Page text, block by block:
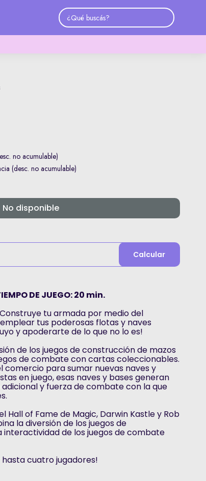
no acumulable)
(desc. no acumulable)
No disponible
Calcular
DE JUEGO: 20 min.
tu armada por medio del
tus poderosas flotas y naves
y apoderarte de lo que no lo es!
de los juegos de construcción de mazos
de combate con cartas coleccionables.
comercio para sumar nuevas naves y
en juego, esas naves y bases generan
y fuerza de combate con la que
Hall of Fame de Magic, Darwin Kastle y Rob
la diversión de los juegos de
de los juegos de combate
hasta cuatro jugadores!